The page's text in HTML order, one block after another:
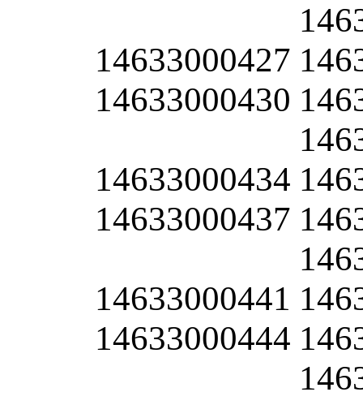
14633000427
14633000430
14633000434
14633000437
14633000441
14633000444